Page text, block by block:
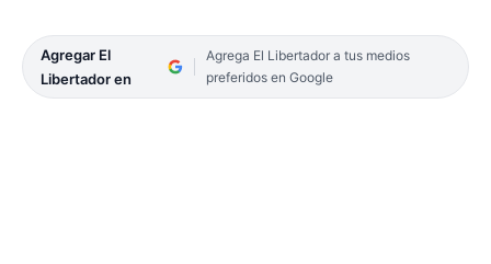
Agregar El
Libertador en
Agrega El Libertador a tus medios
preferidos en Google